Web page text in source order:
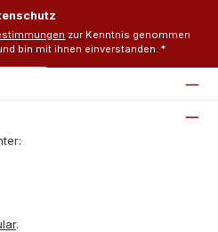
zur Kenntnis genommen
bin mit ihnen einverstanden. *
.